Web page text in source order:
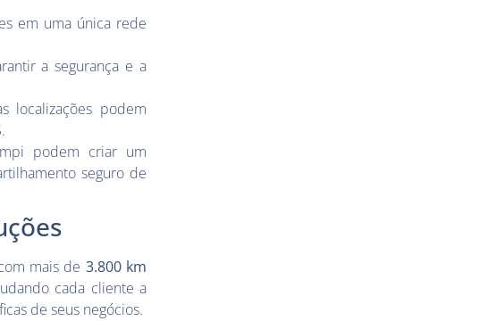
em uma única rede
a segurança e a
localizações podem
podem criar um
seguro de
mais de 3.800 km
cada cliente a
de seus negócios.